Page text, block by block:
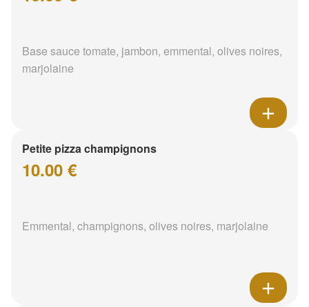
Base sauce tomate, jambon, emmental, olives noires,
marjolaine
Petite pizza champignons
10.00 €
Emmental, champignons, olives noires, marjolaine